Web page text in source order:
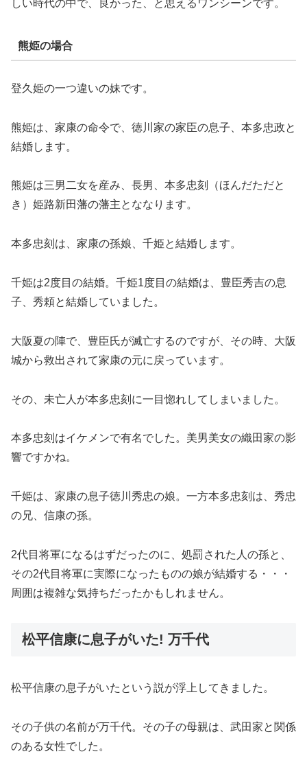
しい時代の中で、良かった、と思えるワンシーンです。
熊姫の場合
登久姫の一つ違いの妹です。
熊姫は、家康の命令で、徳川家の家臣の息子、本多忠政と
結婚します。
熊姫は三男二女を産み、長男、本多忠刻（ほんだただと
き）姫路新田藩の藩主とななります。
本多忠刻は、家康の孫娘、千姫と結婚します。
千姫は2度目の結婚。千姫1度目の結婚は、豊臣秀吉の息
子、秀頼と結婚していました。
大阪夏の陣で、豊臣氏が滅亡するのですが、その時、大阪
城から救出されて家康の元に戻っています。
その、未亡人が本多忠刻に一目惚れしてしまいました。
本多忠刻はイケメンで有名でした。美男美女の織田家の影
響ですかね。
千姫は、家康の息子徳川秀忠の娘。一方本多忠刻は、秀忠
の兄、信康の孫。
2代目将軍になるはずだったのに、処罰された人の孫と、
その2代目将軍に実際になったものの娘が結婚する・・・
周囲は複雑な気持ちだったかもしれません。
松平信康に息子がいた! 万千代
松平信康の息子がいたという説が浮上してきました。
その子供の名前が万千代。その子の母親は、武田家と関係
のある女性でした。